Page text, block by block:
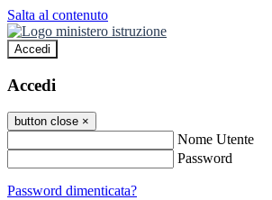
Salta al contenuto
Accedi
Accedi
button close ×
Nome Utente
Password
Password dimenticata?